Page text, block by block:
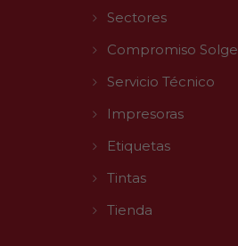
Sectores
Compromiso Solge
Servicio Técnico
Impresoras
Etiquetas
Tintas
Tienda